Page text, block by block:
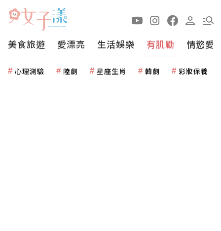
美食旅遊 愛漂亮 生活娛樂 有肌勵 情慾愛
心理測驗 陸劇 星座生肖 韓劇 彩妝保養